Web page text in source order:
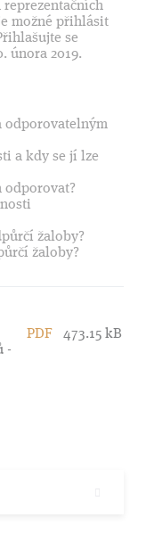
možné přihlásit
se
února 2019.
odporovatelným
a kdy se jí lze
odporovat?
žaloby?
žaloby?
-
PDF 473.15 kB